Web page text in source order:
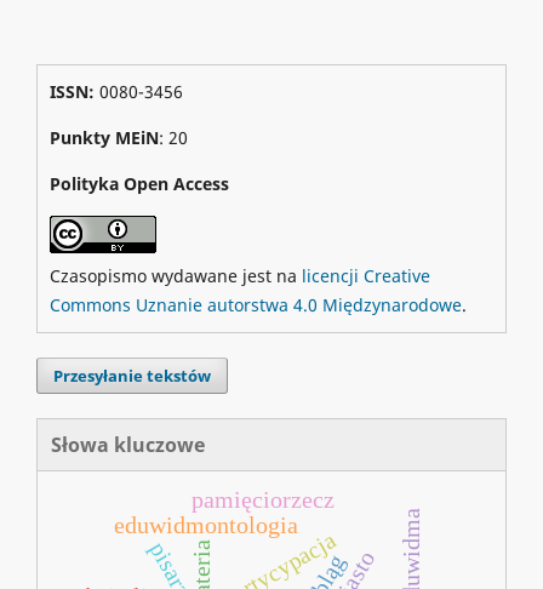
ISSN: 0080-3456
Punkty MEiN: 20
Polityka Open Access
Czasopismo wydawane jest na licencji Creative
Commons Uznanie autorstwa 4.0 Międzynarodowe.
Przesyłanie tekstów
Słowa kluczowe
partycypacja
eduwidmontologia eduwidma
pamięciorzecz